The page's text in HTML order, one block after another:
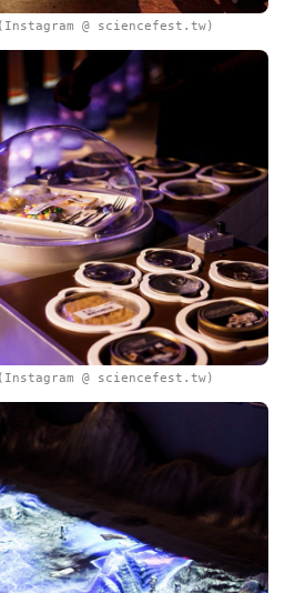
(Instagram @ sciencefest.tw)
(Instagram @ sciencefest.tw)